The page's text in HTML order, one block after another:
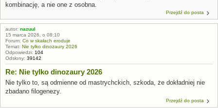
kombinację, a nie one z osobna.
Przejdź do posta
autor: nazuul
15 marca 2026, o 08:10
Forum: Co w skałach eroduje
Temat: Nie tylko dinozaury 2026
Odpowiedzi: 104
Odsłony: 39142
Re: Nie tylko dinozaury 2026
Nie tylko to, są odmienne od mastrychckich, szkoda, że dokładniej nie
zbadano filogenezy.
Przejdź do posta